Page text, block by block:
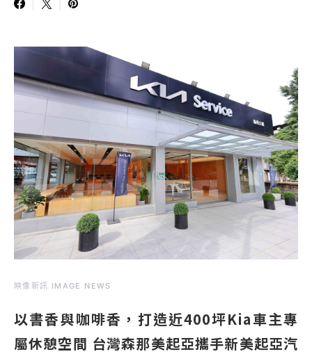
映像新訊 IMAGE NEWS
以書香與咖啡香，打造近400坪Kia車主專
屬休憩空間 台灣森那美起亞攜手新美起亞汽